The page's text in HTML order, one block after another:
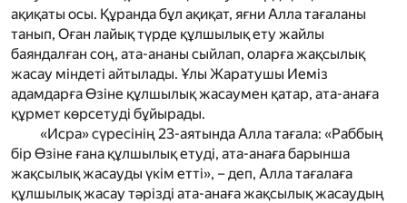
ақиқаты осы. Құранда бұл ақиқат, яғни Алла тағаланы
танып, Оған лайық түрде құлшылық ету жайлы
баяндалған соң, ата-ананы сыйлап, оларға жақсылық
жасау міндеті айтылады. Ұлы Жаратушы Иеміз
адамдарға Өзіне құлшылық жасаумен қатар, ата-анаға
құрмет көрсетуді бұйырады.
«Исра» сүресінің 23-аятында Алла тағала: «Раббың
бір Өзіне ғана құлшылық етуді, ата-анаға барынша
жақсылық жасауды үкім етті», –деп, Алла тағалаға
құлшылық жасау тәрізді ата-анаға жақсылық жасаудың